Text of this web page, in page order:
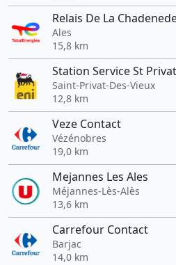
Relais De La
Ales
15,8 km
Station Service St Privat
Saint-Privat-Des-Vieux
12,8 km
Veze Contact
Vézénobres
19,0 km
Mejannes Les Ales
Méjannes-Lès-Alès
13,6 km
Carrefour Contact
Barjac
14,0 km